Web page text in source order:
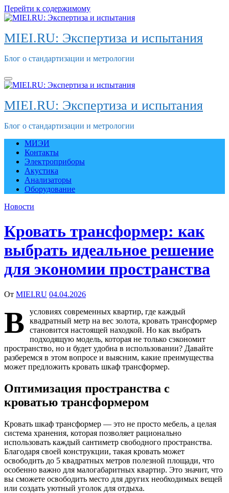
Перейти к содержимому
MIEI.RU: Экспертиза и испытания
Блог о стандартизации и метрологии
MIEI.RU: Экспертиза и испытания
Блог о стандартизации и метрологии
МИЭИ
Контакты
Электроприборы
Акустика
Анализаторы
Оборудование
Новости
Кровать трансформер: как
выбрать идеальное решение
для экономии пространства
От MIEI.RU 04.04.2026
В
условиях современных квартир, где каждый
квадратный метр на вес золота, кровать трансформер
становится настоящей находкой. Но как выбрать
подходящую модель, которая не только сэкономит
пространство, но и будет удобна в использовании? Давайте
разберемся в этом вопросе и выясним, какие преимущества
может предложить кровать шкаф трансформер.
Оптимизация пространства с
кроватью трансформером
Кровать шкаф трансформер — это не просто мебель, а целая
система хранения, которая позволяет рационально
использовать каждый сантиметр свободного пространства.
Благодаря своей конструкции, такая кровать может
освободить до 5 квадратных метров полезной площади, что
особенно важно для малогабаритных квартир. Это значит, что
вы сможете освободить место для других необходимых вещей
или создать уютный уголок для отдыха.